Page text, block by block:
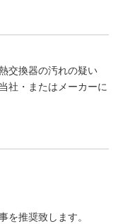
交換器の汚れの疑い
社・またはメーカーに
を推奨致します。